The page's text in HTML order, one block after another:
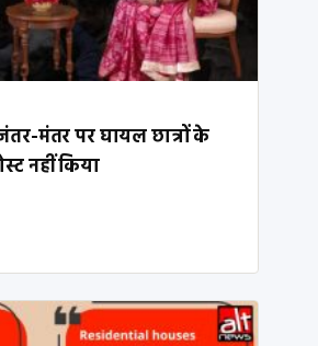
मंतर पर घायल छात्रों के
नहीं किया